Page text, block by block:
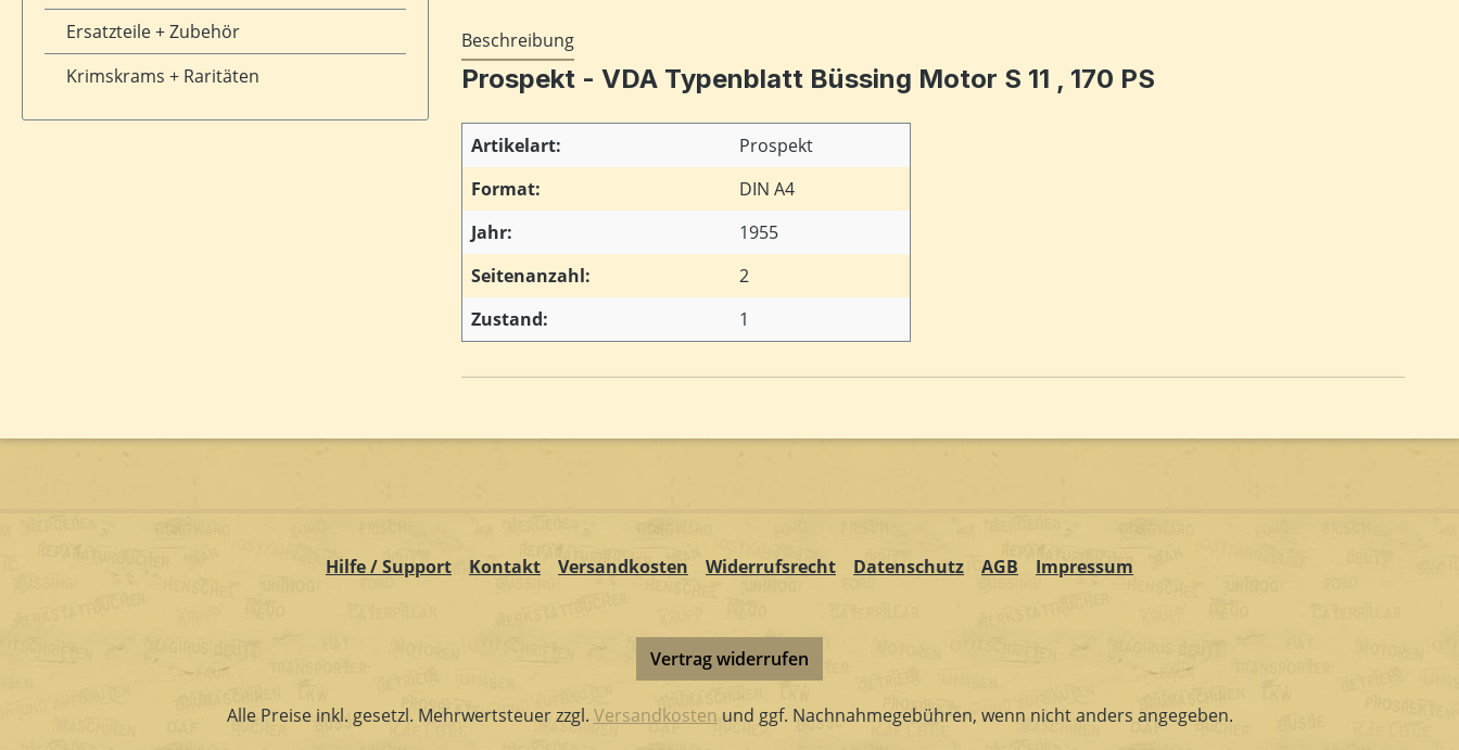
Ersatzteile + Zubehör
Krimskrams + Raritäten
Beschreibung
Prospekt - VDA Typenblatt Büssing Motor S 11 , 170 PS
Artikelart:
Prospekt
Format:
DIN A4
Jahr:
1955
Seitenanzahl:
2
Zustand:
1
Hilfe / Support Kontakt Versandkosten Widerrufsrecht Datenschutz AGB Impressum
Vertrag widerrufen
Alle Preise inkl. gesetzl. Mehrwertsteuer zzgl. Versandkosten und ggf. Nachnahmegebühren, wenn nicht anders angegeben.